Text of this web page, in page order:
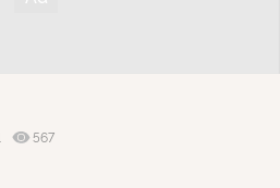
567